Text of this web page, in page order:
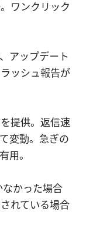
ワンクリック
アップデート
ッシュ報告が
提供。返信速
変動。急ぎの
用。
かった場合
れている場合